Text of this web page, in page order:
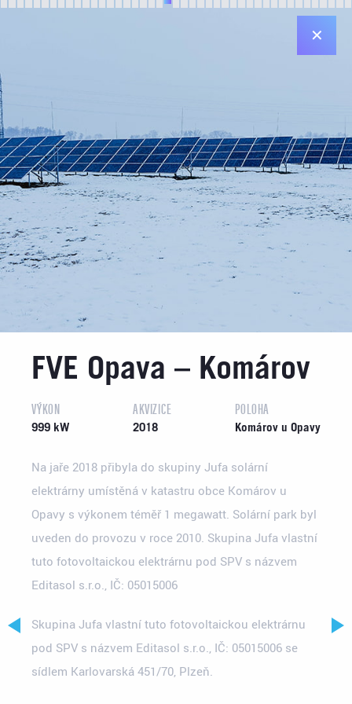
FVE Opava – Komárov
VÝKON
999 kW
AKVIZICE
2018
POLOHA
Komárov u Opavy
Na jaře 2018 přibyla do skupiny Jufa solární
elektrárny umístěná v katastru obce Komárov u
Opavy s výkonem téměř 1 megawatt. Solární park byl
uveden do provozu v roce 2010. Skupina Jufa vlastní
tuto fotovoltaickou elektrárnu pod SPV s názvem
Editasol s.r.o., IČ: 05015006
Skupina Jufa vlastní tuto fotovoltaickou elektrárnu
pod SPV s názvem Editasol s.r.o., IČ: 05015006 se
sídlem Karlovarská 451/70, Plzeň.
✕
312 00 Plzeň
Sídlo v Praze
Jiráskovo nám. 6 (Tančící dům)
120 00 Praha 2
Kontakt
Email: info@jufa.cz
Made by